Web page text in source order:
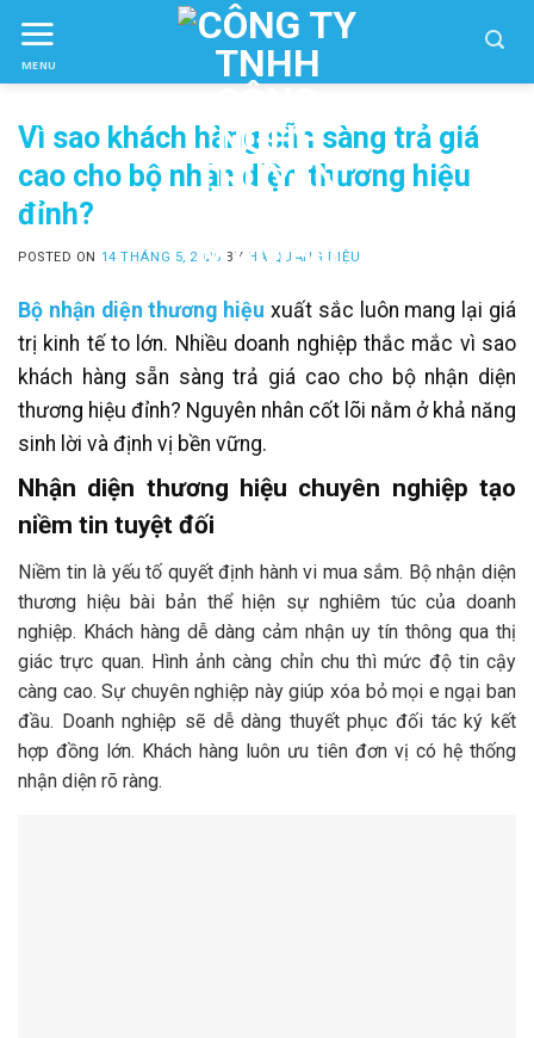
ctent
MENU
Vì sao khách hàng sẵn sàng trả giá
cao cho bộ nhận diện thương hiệu
đỉnh?
POSTED ON 14 THÁNG 5, 2026 BY HÀ QUANG DIỆU
Bộ nhận diện thương hiệu xuất sắc luôn mang lại giá
trị kinh tế to lớn. Nhiều doanh nghiệp thắc mắc vì sao
khách hàng sẵn sàng trả giá cao cho bộ nhận diện
thương hiệu đỉnh? Nguyên nhân cốt lõi nằm ở khả năng
sinh lời và định vị bền vững.
Nhận diện thương hiệu chuyên nghiệp tạo
niềm tin tuyệt đối
Niềm tin là yếu tố quyết định hành vi mua sắm. Bộ nhận diện
thương hiệu bài bản thể hiện sự nghiêm túc của doanh
nghiệp. Khách hàng dễ dàng cảm nhận uy tín thông qua thị
giác trực quan. Hình ảnh càng chỉn chu thì mức độ tin cậy
càng cao. Sự chuyên nghiệp này giúp xóa bỏ mọi e ngại ban
đầu. Doanh nghiệp sẽ dễ dàng thuyết phục đối tác ký kết
hợp đồng lớn. Khách hàng luôn ưu tiên đơn vị có hệ thống
nhận diện rõ ràng.